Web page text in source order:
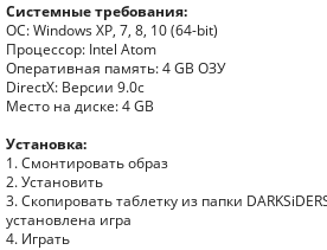
Системные требования:
ОС: Windows XP, 7, 8, 10 (64-bit)
Процессор: Intel Atom
Оперативная память: 4 GB ОЗУ
DirectX: Версии 9.0c
Место на диске: 4 GB
Установка:
1. Смонтировать образ
2. Установить
3. Скопировать таблетку из папки
установлена игра
4. Играть